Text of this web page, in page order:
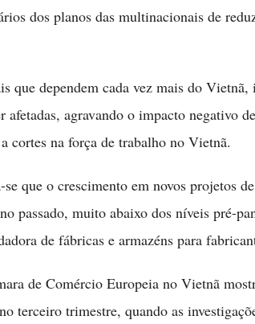
dos planos das multinacionais de
que dependem cada vez mais do Vietnã,
agravando o impacto negativo
cortes na força de trabalho no Vietnã.
que o crescimento em novos projetos
passado, muito abaixo dos níveis pré-
de fábricas e armazéns para
de Comércio Europeia no Vietnã
terceiro trimestre, quando as